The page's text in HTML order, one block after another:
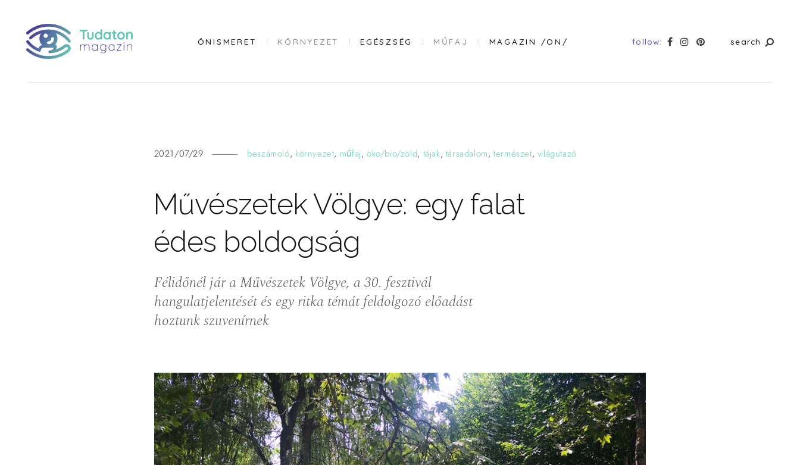
ÖNISMERET KÖRNYEZET EGÉSZSÉG MŰFAJ MAGAZIN /ON/ follow: search
2021/07/29 beszámoló, környezet, műfaj ,öko/bio/zöld, tájak, társadalom ,természet, világutazó
Művészetek Völgye: egy falat
édes boldogság
Félidőnél jár a Művészetek Völgye, a 30. fesztivál
hangulatjelentését és egy ritka témát feldolgozó előadást
hoztunk szuvenírnek